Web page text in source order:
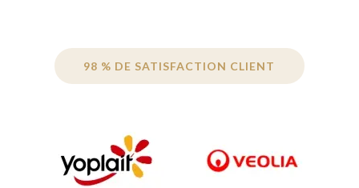
98 % DE SATISFACTION CLIENT